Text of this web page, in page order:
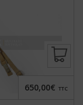
650,00€ TTC